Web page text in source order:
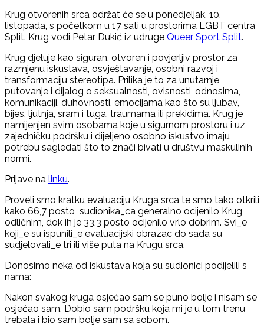
Krug otvorenih srca održat će se u ponedjeljak, 10.
listopada, s početkom u 17 sati u prostorima LGBT centra
Split. Krug vodi Petar Dukić iz udruge Queer Sport Split.
Krug djeluje kao siguran, otvoren i povjerljiv prostor za
razmjenu iskustava, osvještavanje, osobni razvoj i
transformaciju stereotipa. Prilika je to za unutarnje
putovanje i dijalog o seksualnosti, ovisnosti, odnosima,
komunikaciji, duhovnosti, emocijama kao što su ljubav,
bijes, ljutnja, sram i tuga, traumama ili prekidima. Krug je
namijenjen svim osobama koje u sigurnom prostoru i uz
zajedničku podršku i dijeljeno osobno iskustvo imaju
potrebu sagledati što to znači bivati u društvu maskulinih
normi.
Prijave na linku.
Proveli smo kratku evaluaciju Kruga srca te smo tako otkrili
kako 66,7 posto sudionika_ca generalno ocijenilo Krug
odličnim, dok ih je 33,3 posto ocijenilo vrlo dobrim. Svi_e
koji_e su ispunili_e evaluacijski obrazac do sada su
sudjelovali_e tri ili više puta na Krugu srca.
Donosimo neka od iskustava koja su sudionici podijelili s
nama:
Nakon svakog kruga osjećao sam se puno bolje i nisam se
osjećao sam. Dobio sam podršku koja mi je u tom trenu
trebala i bio sam bolje sam sa sobom.